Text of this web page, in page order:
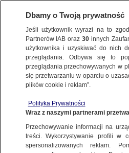
KATOWICE
Kancelaria Sejmu
chodzi
Oprac.Michał Malinowski
Dbamy o Twoją prywatność
Jeśli użytkownik wyrazi na to
Partnerów IAB oraz30 innych
użytkownika i uzyskiwać do nich
przeglądania. Odbywa się to
przeglądania przechowywanych w
się przetwarzaniu w oparciu o
plików cookie i reklam”.
Polityka Prywatności
Wraz z naszymi partnerami
Przechowywanie informacji na
treści. Wykorzystywanie profili w
spersonalizowanych reklam.